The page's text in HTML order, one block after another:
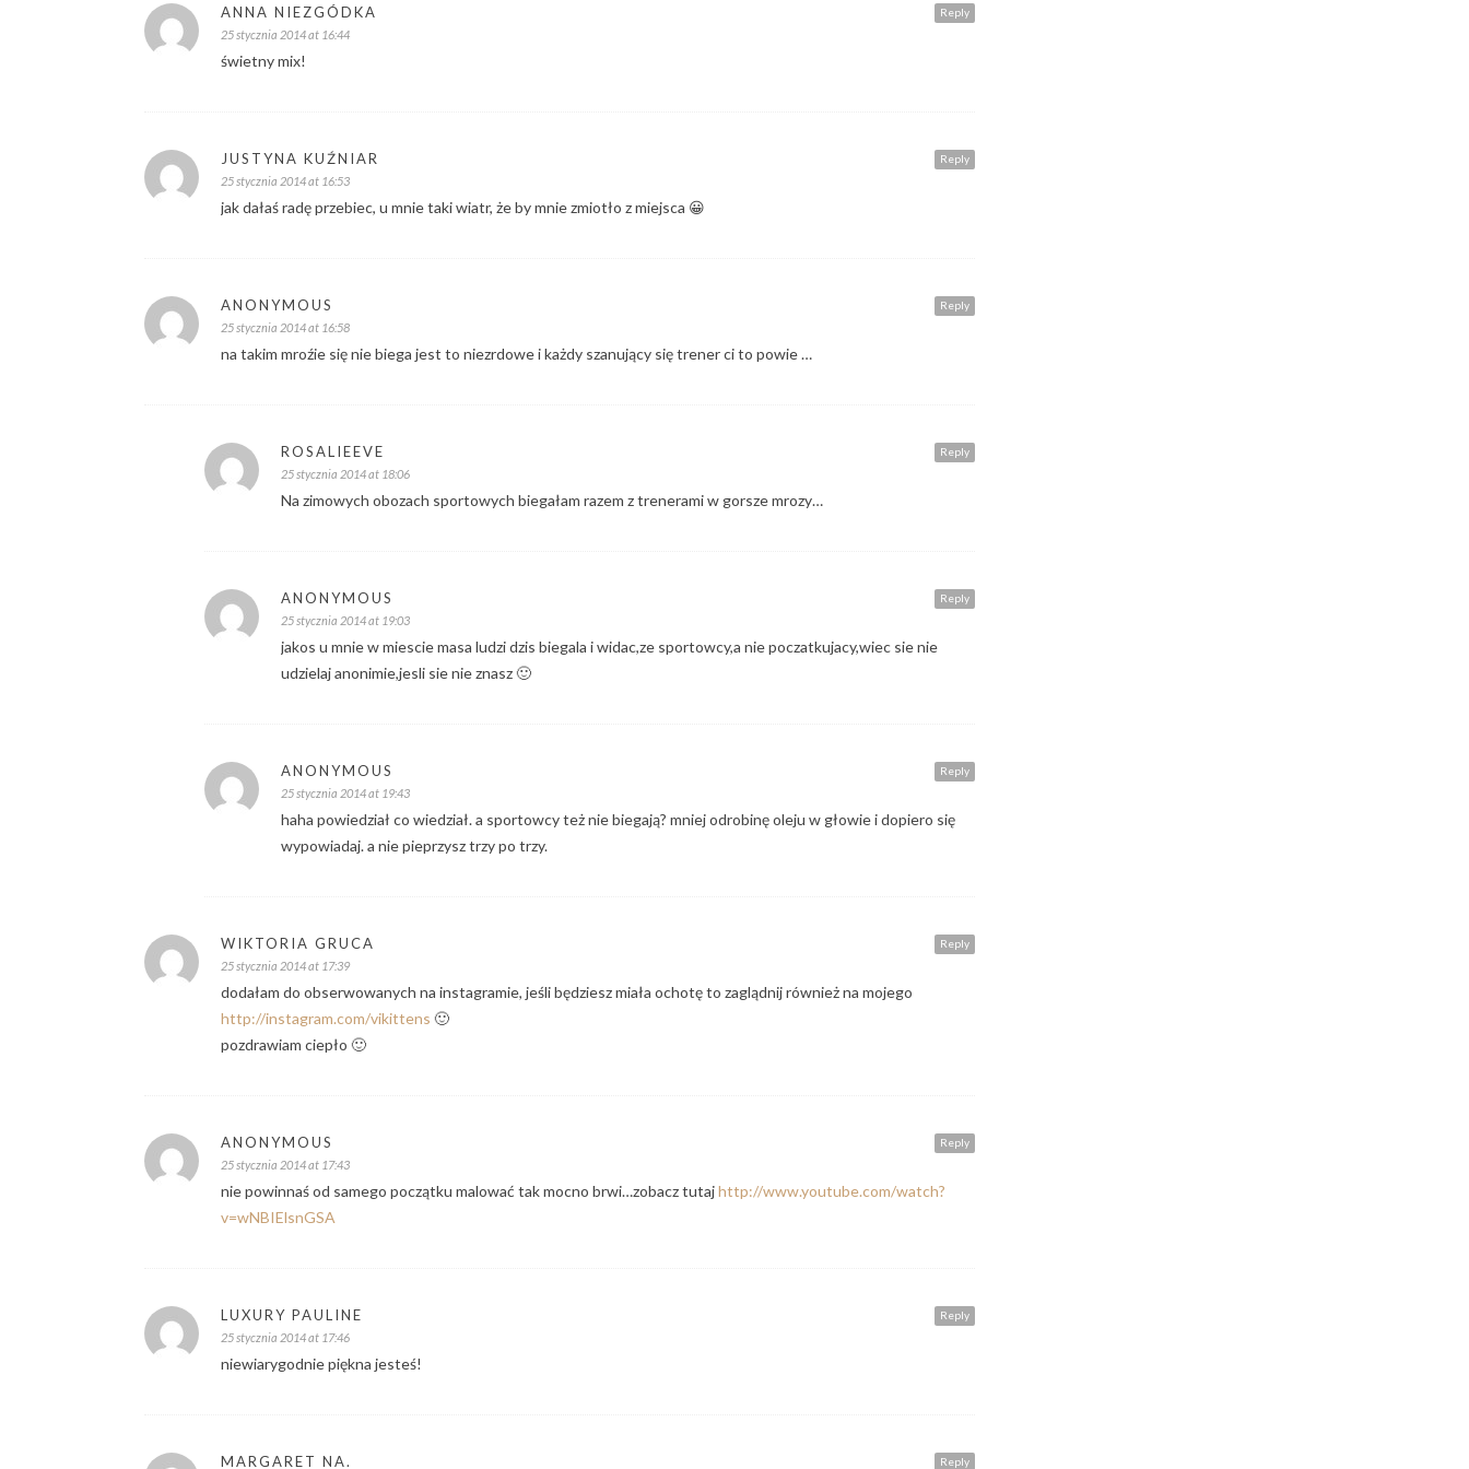
Reply
ANNA NIEZGÓDKA
25 stycznia 2014 at 16:44
świetny mix!
Reply
JUSTYNA KUŹNIAR
25 stycznia 2014 at 16:53
jak dałaś radę przebiec, u mnie taki wiatr, że by mnie zmiotło z miejsca 😀
Reply
ANONYMOUS
25 stycznia 2014 at 16:58
na takim mroźie się nie biega jest to niezrdowe i każdy szanujący się trener ci to powie …
Reply
ROSALIEEVE
25 stycznia 2014 at 18:06
Na zimowych obozach sportowych biegałam razem z trenerami w gorsze mrozy…
Reply
ANONYMOUS
25 stycznia 2014 at 19:03
jakos u mnie w miescie masa ludzi dzis biegala i widac,ze sportowcy,a nie poczatkujacy,wiec sie nie
udzielaj anonimie,jesli sie nie znasz 🙂
Reply
ANONYMOUS
25 stycznia 2014 at 19:43
haha powiedział co wiedział. a sportowcy też nie biegają? mniej odrobinę oleju w głowie i dopiero się
wypowiadaj. a nie pieprzysz trzy po trzy.
Reply
WIKTORIA GRUCA
25 stycznia 2014 at 17:39
dodałam do obserwowanych na instagramie, jeśli będziesz miała ochotę to zaglądnij również na mojego
http://instagram.com/vikittens 🙂
pozdrawiam ciepło 🙂
Reply
ANONYMOUS
25 stycznia 2014 at 17:43
nie powinnaś od samego początku malować tak mocno brwi…zobacz tutajhttp://www.youtube.com/watch?
v=wNBIElsnGSA
Reply
LUXURY PAULINE
25 stycznia 2014 at 17:46
niewiarygodnie piękna jesteś!
Reply
MARGARET NA.